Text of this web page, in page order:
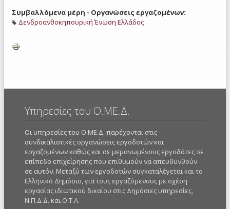
Συμβαλλόμενα μέρη - Οργανώσεις εργαζομένων:
Δενδροανθοκηπουρική Ένωση Ελλάδος
Υπηρεσίες του Ο.ΜΕ.Δ.
Οι υπηρεσίες του Ο.ΜΕ.Δ. παρέχονται στις
συνδικαλιστικές οργανώσεις εργοδοτών και
εργαζομένων καθώς και σε μεμονωμένους εργοδότες σε
επίπεδο επιχείρησης που επιθυμούν να απευθυνθούν
σε αυτόν. Μεταξύ των εργοδοτών συγκαταλέγεται και το
Ελληνικό Δημόσιο, για τους εργαζόμενους με σχέση
εργασίας ιδιωτικού δικαίου στις Δημόσιες υπηρεσίες,
Ν.Π.Δ.Δ. και Ο.Τ.Α.